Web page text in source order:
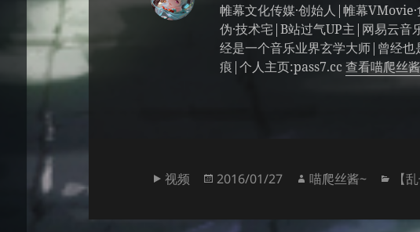
帷幕文化传媒·创始人|帷幕
伪·技术宅|B站过气UP主|网易云
经是一个音乐业界玄学大师|曾经
痕|个人主页:pass7.cc查看喵爬丝
格
视频
发
于
2016/01/27
作
喵爬丝酱~
分【